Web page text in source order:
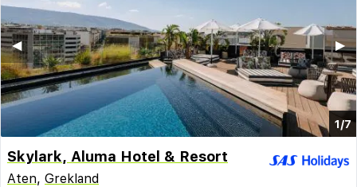
1/7
▶︎
◀︎
Skylark, Aluma Hotel & Resort
Aten, Grekland